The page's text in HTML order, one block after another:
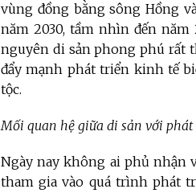
vùng đồng bằng sông Hồng
năm 2030, tầm nhìn đến năm
nguyên di sản phong phú rất
đẩy mạnh phát triển kinh tế
tộc.
Mối quan hệ giữa di sản với
Ngày nay không ai phủ nhận
tham gia vào quá trình phát